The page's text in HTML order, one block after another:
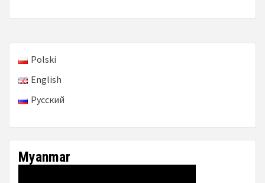
Polski
English
Русский
Myanmar